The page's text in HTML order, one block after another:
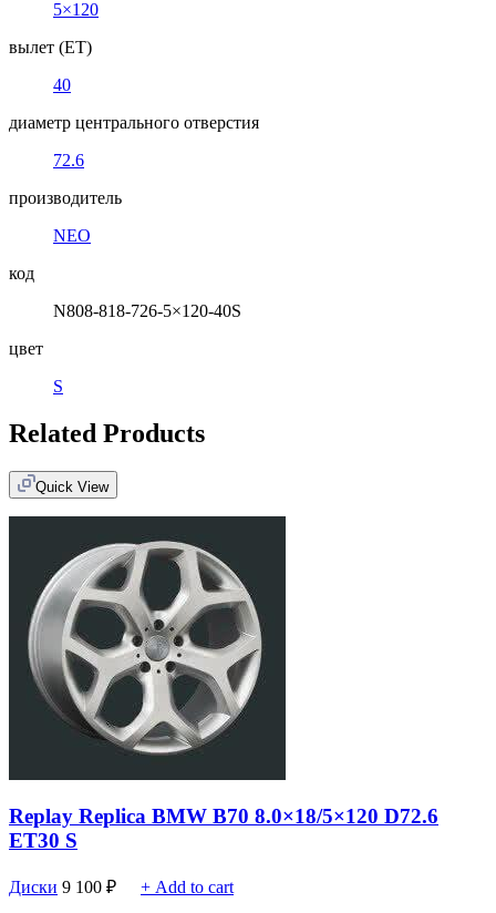
5×120
вылет (ET)
40
диаметр центрального отверстия
72.6
производитель
NEO
код
N808-818-726-5×120-40S
цвет
S
Related Products
Quick View
Replay Replica BMW B70 8.0×18/5×120 D72.6
ET30 S
Диски 9 100 ₽ + Add to cart